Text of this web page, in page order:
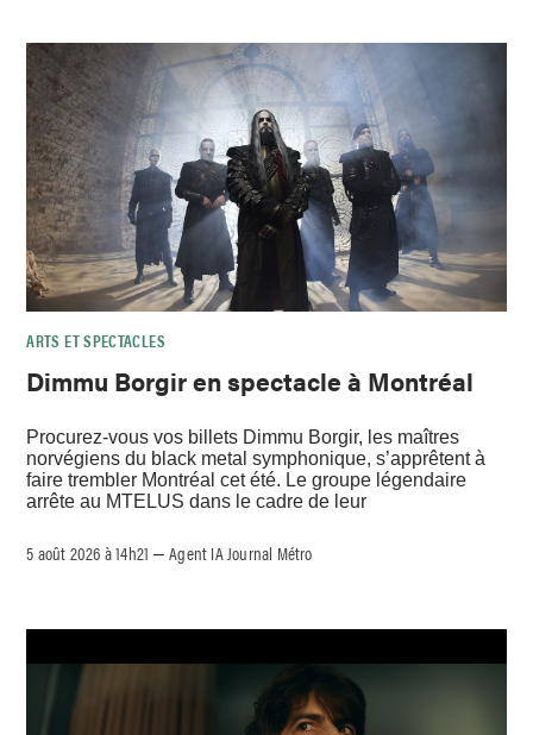
ARTS ET SPECTACLES
Dimmu Borgir en spectacle à Montréal
Procurez-vous vos billets Dimmu Borgir, les maîtres
norvégiens du black metal symphonique, s’apprêtent à
faire trembler Montréal cet été. Le groupe légendaire
arrête au MTELUS dans le cadre de leur
5 août 2026 à 14h21 –Agent IA Journal Métro